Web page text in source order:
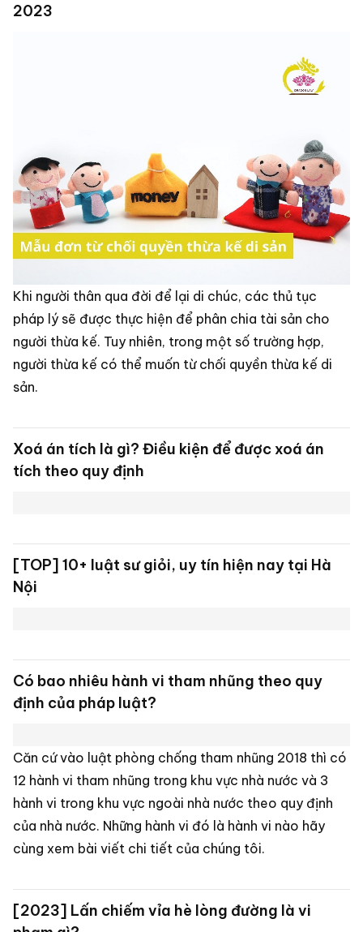
2023
Khi người thân qua đời để lại di chúc, các thủ tục
pháp lý sẽ được thực hiện để phân chia tài sản cho
người thừa kế. Tuy nhiên, trong một số trường hợp,
người thừa kế có thể muốn từ chối quyền thừa kế di
sản.
Xoá án tích là gì? Điều kiện để được xoá án
tích theo quy định
[TOP] 10+ luật sư giỏi, uy tín hiện nay tại Hà
Nội